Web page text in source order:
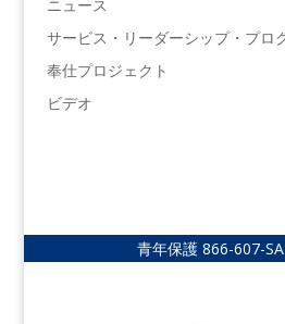
ニュース
サービス・リーダーシップ・プロ
奉仕プロジェクト
ビデオ
青年保護 866-607-